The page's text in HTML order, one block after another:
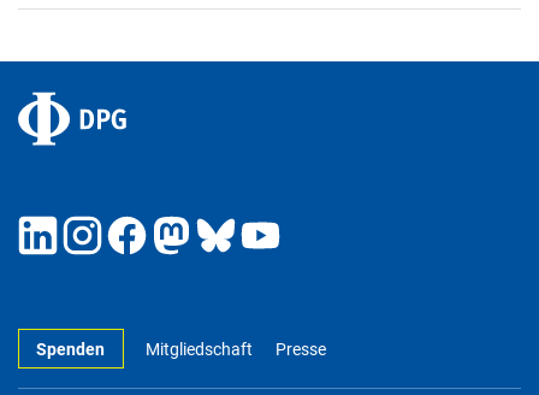
Spenden Mitgliedschaft Presse